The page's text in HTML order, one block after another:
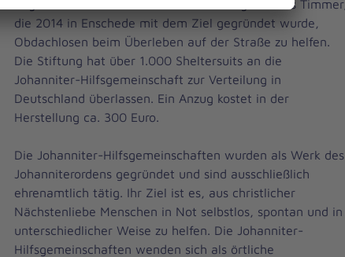
Organisation des niederländischen Designers Bas Timmer,
die 2014 in Enschede mit dem Ziel gegründet wurde,
Obdachlosen beim Überleben auf der Straße zu helfen.
Die Stiftung hat über 1.000 Sheltersuits an die
Johanniter-Hilfsgemeinschaft zur Verteilung in
Deutschland überlassen. Ein Anzug kostet in der
Herstellung ca. 300 Euro.
Die Johanniter-Hilfsgemeinschaften wurden als Werk des
Johanniterordens gegründet und sind ausschließlich
ehrenamtlich tätig. Ihr Ziel ist es, aus christlicher
Nächstenliebe Menschen in Not selbstlos, spontan und in
unterschiedlicher Weise zu helfen. Die Johanniter-
Hilfsgemeinschaften wenden sich als örtliche